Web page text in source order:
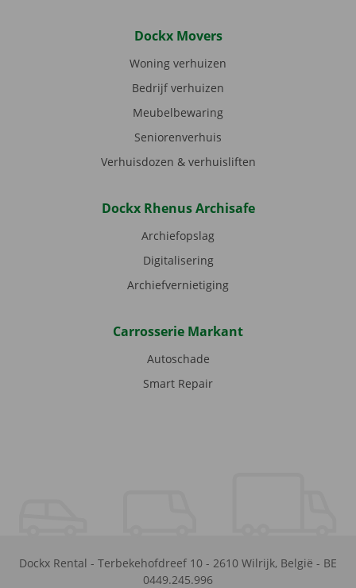
Dockx Movers
Woning verhuizen
Bedrijf verhuizen
Meubelbewaring
Seniorenverhuis
Verhuisdozen & verhuisliften
Dockx Rhenus Archisafe
Archiefopslag
Digitalisering
Archiefvernietiging
Carrosserie Markant
Autoschade
Smart Repair
Dockx Rental - Terbekehofdreef 10 - 2610 Wilrijk, België - BE
0449.245.996